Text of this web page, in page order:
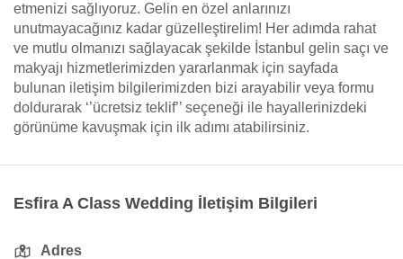
etmenizi sağlıyoruz. Gelin en özel anlarınızı
unutmayacağınız kadar güzelleştirelim! Her adımda rahat
ve mutlu olmanızı sağlayacak şekilde İstanbul gelin saçı ve
makyajı hizmetlerimizden yararlanmak için sayfada
bulunan iletişim bilgilerimizden bizi arayabilir veya formu
doldurarak ‘’ücretsiz teklif’’ seçeneği ile hayallerinizdeki
görünüme kavuşmak için ilk adımı atabilirsiniz.
Esfira A Class Wedding İletişim Bilgileri
Adres